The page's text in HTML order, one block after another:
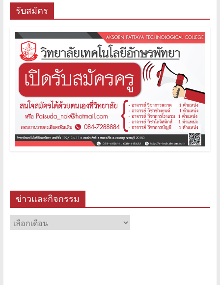
รับสมัคร
ข่าวและกิจกรรม
ข่าว
และ